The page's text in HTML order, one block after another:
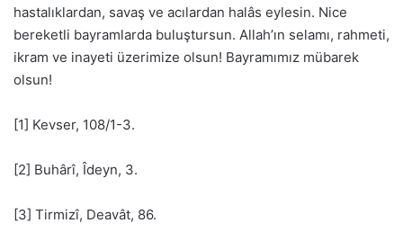
hastalıklardan, savaş ve acılardan halâs eylesin. Nice
bereketli bayramlarda buluştursun. Allah’ın selamı, rahmeti,
ikram ve inayeti üzerimize olsun! Bayramımız mübarek
olsun!
[1] Kevser, 108/1-3.
[2] Buhârî, Îdeyn, 3.
[3] Tirmizî, Deavât, 86.